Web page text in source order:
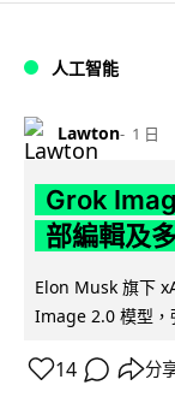
人工智能
Lawton 1 日
Grok
部編輯及
Elon Musk 旗下
Image 2.0 模型，
14 分